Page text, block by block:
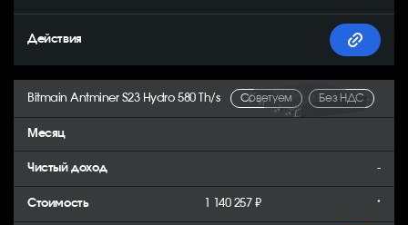
Bitmain Antminer S23 Hydro 580 Th/s Советуем Без НДС
-
1 140 257 ₽ *